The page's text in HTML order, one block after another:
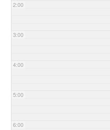
2:00
3:00
4:00
5:00
6:00